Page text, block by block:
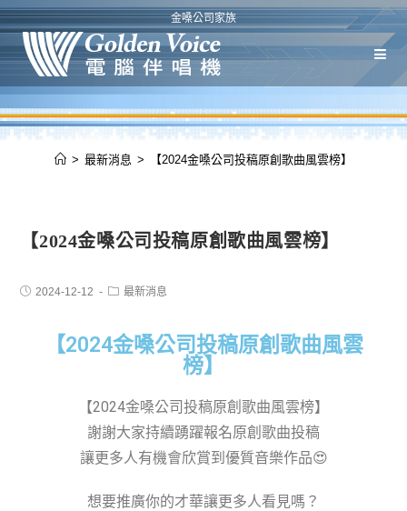
金嗓公司家族
> 最新消息 > 【2024金嗓公司投稿原創歌曲風雲榜】
【2024金嗓公司投稿原創歌曲風雲榜】
2024-12-12 最新消息
【2024金嗓公司投稿原創歌曲風雲
榜】
【2024金嗓公司投稿原創歌曲風雲榜】
謝謝大家持續踴躍報名原創歌曲投稿
讓更多人有機會欣賞到優質音樂作品😍
想要推廣你的才華讓更多人看見嗎？